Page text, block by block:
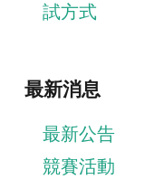
試方式
最新消息
最新公告
競賽活動